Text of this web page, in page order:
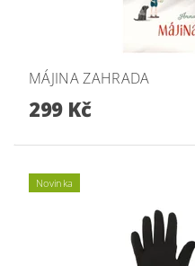
MÁJINA ZAHRADA
299 Kč
Novinka